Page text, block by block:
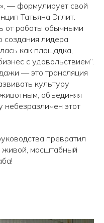
— формулирует свой
Татьяна Эглит.
работы обычными
создания лидера
как площадка,
с удовольствием“.
— это трансляция
культуру
объединяя
небезразличен этот
превратил
живой, масштабный